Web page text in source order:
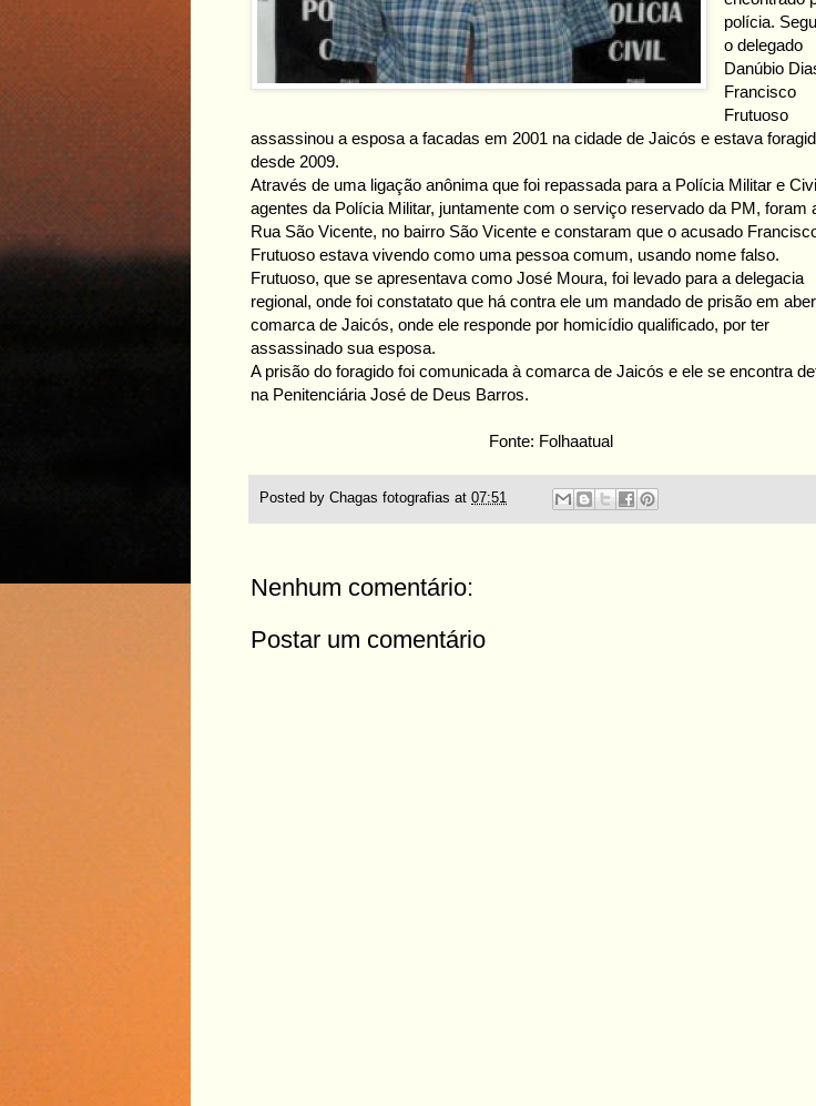
polícia.
o delegado
Danúbio
Francisco
Frutuoso
assassinou a esposa a facadas em 2001 na cidade de Jaicós e estava
desde 2009.
Através de uma ligação anônima que foi repassada para a Polícia Militar e
agentes da Polícia Militar, juntamente com o serviço reservado da PM, foram
Rua São Vicente, no bairro São Vicente e constaram que o acusado
Frutuoso estava vivendo como uma pessoa comum, usando nome falso.
Frutuoso, que se apresentava como José Moura, foi levado para a delegacia
regional, onde foi constatato que há contra ele um mandado de prisão em
comarca de Jaicós, onde ele responde por homicídio qualificado, por ter
assassinado sua esposa.
A prisão do foragido foi comunicada à comarca de Jaicós e ele se encontra
na Penitenciária José de Deus Barros.
Fonte: Folhaatual
Posted by Chagas fotografias at 07:51
Nenhum comentário:
Postar um comentário